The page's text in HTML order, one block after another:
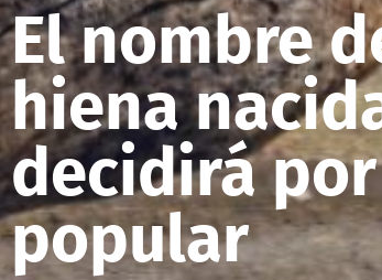
El nombre
hiena
decidirá
popular